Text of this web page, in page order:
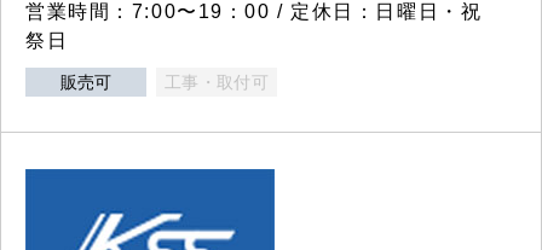
営業時間：7:00〜19：00 / 定休日：日曜日・祝
祭日
販売可 工事・取付可